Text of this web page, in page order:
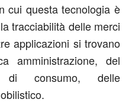
cui questa tecnologia è
tracciabilità delle merci
applicazioni si trovano
amministrazione, del
di consumo, delle